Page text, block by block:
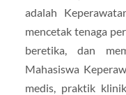
adalah
mencetak tenaga
beretika, dan
Mahasiswa
medis, praktik